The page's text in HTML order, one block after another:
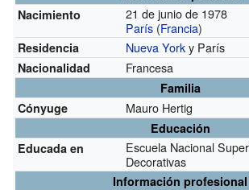
Nacimiento
21 de junio de 1978
París (Francia)
Residencia Nueva Yorky París
Nacionalidad Francesa
Familia
Cónyuge
Mauro Hertig
Educación
Educada en
Escuela Nacional
Decorativas
Información profesional